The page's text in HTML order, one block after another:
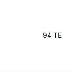
94 TE